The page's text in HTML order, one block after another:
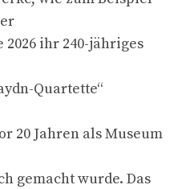
2026 ihr 240-jähriges
Quartette“
20 Jahren als Museum
gemacht wurde. Das